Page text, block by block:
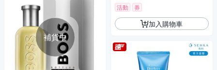
補貨中
活動 券
加入購物車